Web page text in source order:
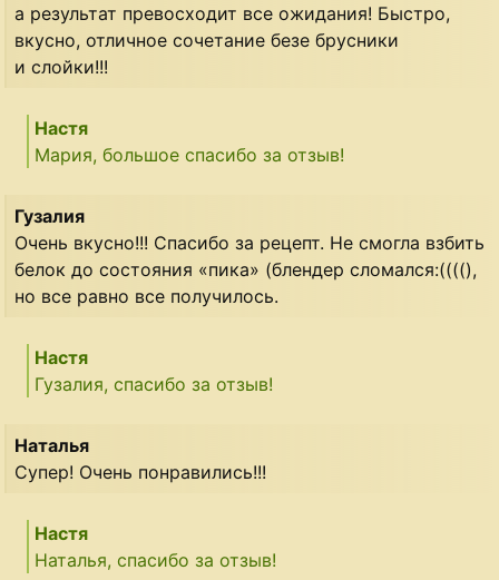
а результат превосходит все ожидания! Быстро,
вкусно, отличное сочетание безе брусники
и слойки!!!
Настя
Мария, большое спасибо за отзыв!
Гузалия
Очень вкусно!!! Спасибо за рецепт. Не смогла взбить
белок до состояния «пика» (блендер сломался:((((),
но все равно все получилось.
Настя
Гузалия, спасибо за отзыв!
Наталья
Супер! Очень понравились!!!
Настя
Наталья, спасибо за отзыв!